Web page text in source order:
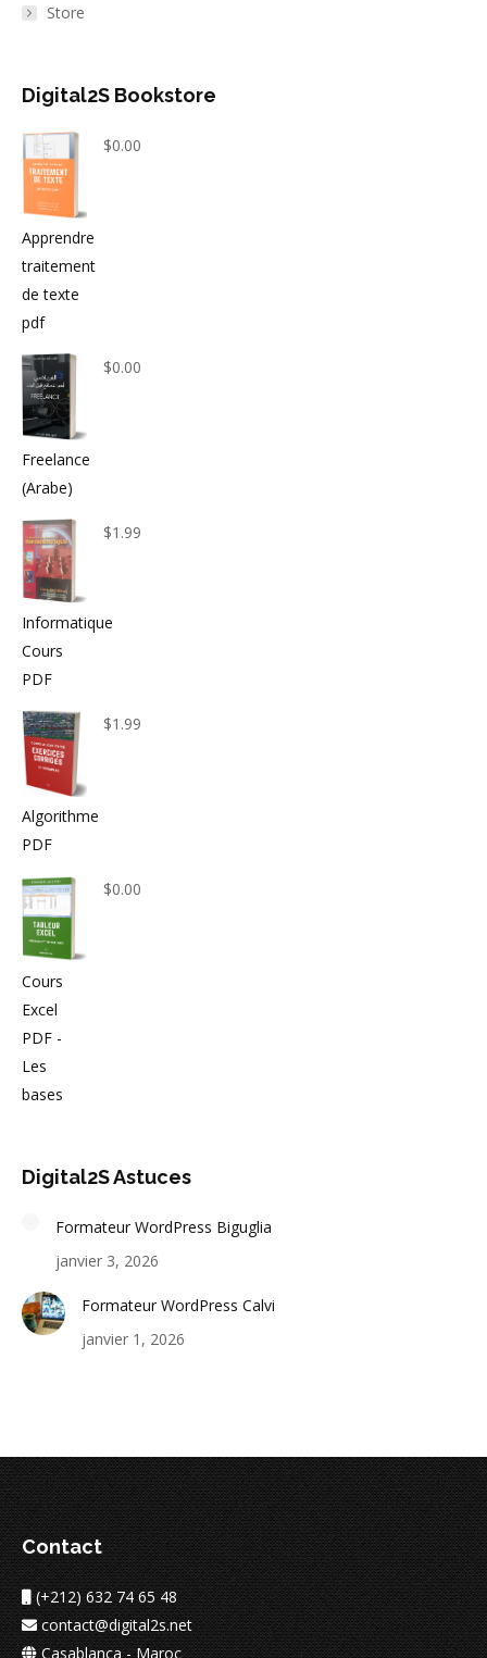
Store
Digital2S Bookstore
Apprendre
traitement
de texte
pdf
$0.00
Freelance
(Arabe)
$0.00
Informatique
Cours
PDF
$1.99
Algorithme
PDF
$1.99
Cours
Excel
PDF -
Les
bases
$0.00
Digital2S Astuces
Formateur WordPress Biguglia
janvier 3, 2026
Formateur WordPress Calvi
janvier 1, 2026
Contact
(+212) 632 74 65 48
contact@digital2s.net
Casablanca - Maroc